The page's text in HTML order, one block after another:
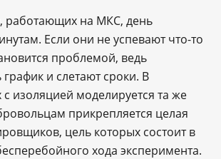
работающих на МКС, день
Если они не успевают что-то
проблемой, ведь
график и слетают сроки. В
с изоляцией моделируется та же
прикрепляется целая
цель которых состоит в
хода эксперимента.